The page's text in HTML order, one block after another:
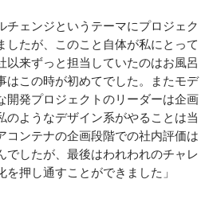
ェンジというテーマにプロジェク
したが、このこと自体が私にとって
以来ずっと担当していたのはお風呂
はこの時が初めてでした。またモデ
開発プロジェクトのリーダーは企画
のようなデザイン系がやることは当
コンテナの企画段階での社内評価は
でしたが、最後はわれわれのチャレ
押し通すことができました」